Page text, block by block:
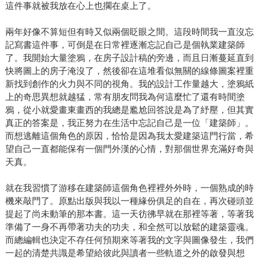
這件事就被我放在心上也擱在桌上了。
兩年好像不算短但有時又似兩個眨眼之間。這段時間我一直沒忘
記寫書這件事，可倒是在日常裡逐漸忘記自己是個執業建築師
了。我開始大量塗鴉，在房子設計稿的旁邊，而且日漸蔓延直到
快將圖上的房子淹沒了，然後卻在這堆看似無關的線條圖案裡重
新找到創作的火力與不同的視角。我的設計工作量越大，塗鴉紙
上的奇思異想就越猛，常有朋友問我為何這麼忙了還有時間塗
鴉，從小就愛畫東畫西的我總是尷尬回答說是為了紓壓，但其實
真正的答案是，我正努力在生活中忘記自己是一位「建築師」。
而想逃離這個角色的原因，恰恰是因為我太愛建築這門行當，希
望自己一直都能保有一個門外漢的心情，對那個世界充滿好奇與
天真。
就在我習慣了游移在建築師這個角色裡裡外外時，一個熟成的時
機來敲門了。原點出版與我以一種緣份俱足的自在，再次碰頭並
提起了尚未動筆的那本書。這一天彷彿早就在那裡等著，等著我
準備了一身不再帶著功夫的功夫，和全然可以放鬆的建築靈魂。
而總編輯也決定不存任何預期來等著我的文字與圖像發生，我們
一起的清楚共識是希望給彼此與讀者一些軌道之外的啟發與想